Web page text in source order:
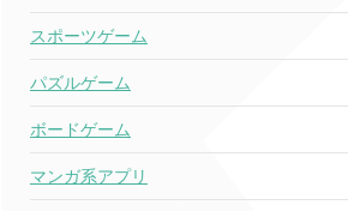
スポーツゲーム
パズルゲーム
ボードゲーム
マンガ系アプリ